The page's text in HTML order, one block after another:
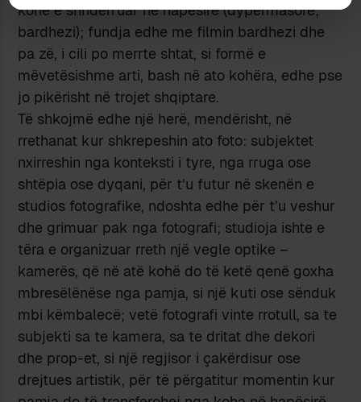
kohë e shndërruar në hapësirë (dypërmasore;
bardhezi); fundja edhe me filmin bardhezi dhe
pa zë, i cili po merrte shtat, si formë e
mëvetësishme arti, bash në ato kohëra, edhe pse
jo pikërisht në trojet shqiptare.
Të shkojmë edhe një herë, mendërisht, në
rrethanat kur shkrepeshin ato foto: subjektet
nxirreshin nga konteksti i tyre, nga rruga ose
shtëpia ose dyqani, për t’u futur në skenën e
studios fotografike, ndoshta edhe për t’u veshur
dhe grimuar pak nga fotografi; studioja ishte e
tëra e organizuar rreth një vegle optike –
kamerës, që në atë kohë do të ketë qenë goxha
mbresëlënëse nga pamja, si një kuti ose sënduk
mbi këmbalecë; vetë fotografi vinte rrotull, sa te
subjekti sa te kamera, sa te dritat dhe dekori
dhe prop-et, si një regjisor i çakërdisur ose
drejtues artistik, për të përgatitur momentin kur